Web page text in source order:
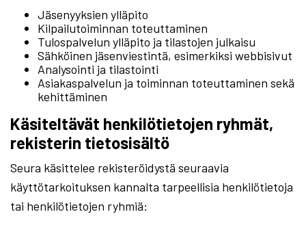
Jäsenyyksien ylläpito
Kilpailutoiminnan toteuttaminen
Tulospalvelun ylläpito ja tilastojen julkaisu
Sähköinen jäsenviestintä, esimerkiksi webbisivut
Analysointi ja tilastointi
Asiakaspalvelun ja toiminnan toteuttaminen sekä
kehittäminen
Käsiteltävät henkilötietojen ryhmät,
rekisterin tietosisältö
Seura käsittelee rekisteröidystä seuraavia
käyttötarkoituksen kannalta tarpeellisia henkilötietoja
tai henkilötietojen ryhmiä: